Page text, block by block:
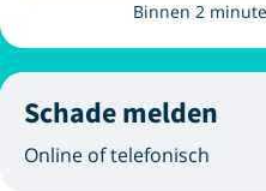
Binnen 2
Schade melden
Online of telefonisch